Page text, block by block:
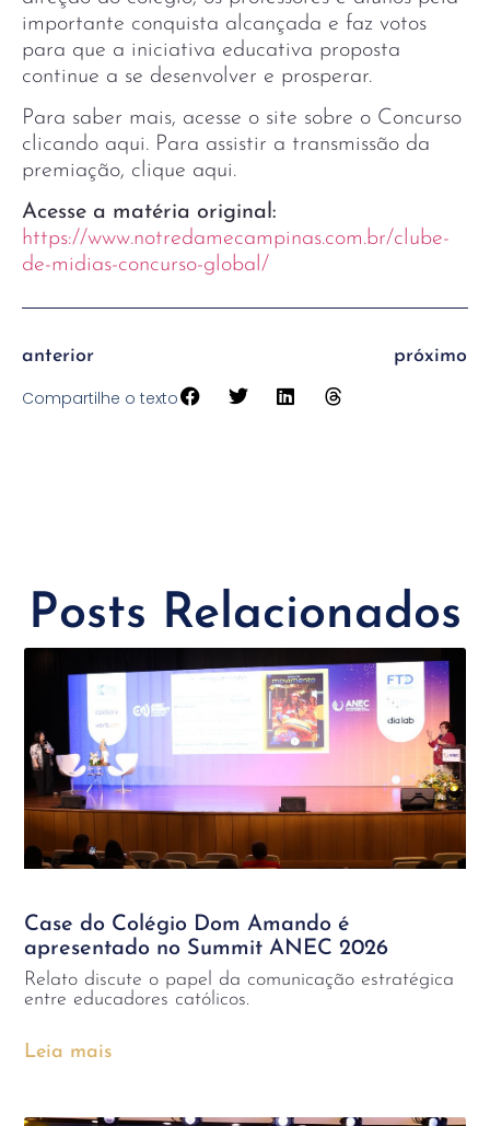
importante conquista alcançada e faz votos
para que a iniciativa educativa proposta
continue a se desenvolver e prosperar.
Para saber mais, acesse o site sobre o Concurso
clicando aqui. Para assistir a transmissão da
premiação, clique aqui.
Acesse a matéria original:
https://www.notredamecampinas.com.br/clube-
de-midias-concurso-global/
anterior próximo
Compartilhe o texto
Posts Relacionados
Case do Colégio Dom Amando é
apresentado no Summit ANEC 2026
Relato discute o papel da comunicação estratégica
entre educadores católicos.
Leia mais